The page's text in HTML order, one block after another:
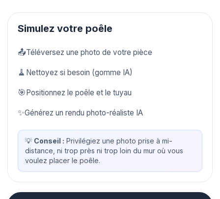
Simulez votre poêle
📤Téléversez une photo de votre pièce
🧹 Nettoyez si besoin (gomme IA)
🎯Positionnez le poêle et le tuyau
✨Générez un rendu photo-réaliste IA
💡 Conseil : Privilégiez une photo prise à mi-
distance, ni trop près ni trop loin du mur où vous
voulez placer le poêle.